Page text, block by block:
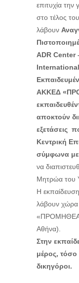
επιτυχία
στο τέλος
λάβουν
ADR Center
International
ΑΚΚΕΔ
αποκτούν
εξετάσεις
Κεντρική
σύμφωνα με
να
Μητρώα του
Η
λάβουν χώρα
«ΠΡΟΜΗΘΕΑ»
Αθήνα).
Στην
μέρος, τόσο
δικηγόροι.